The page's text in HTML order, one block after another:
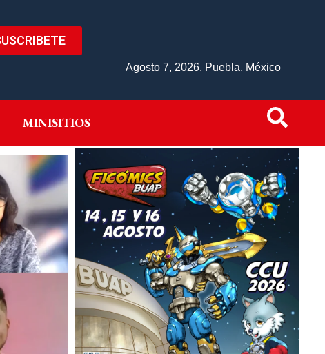
Agosto 7, 2026, Puebla, México
MINISITIOS
MINISITIOS